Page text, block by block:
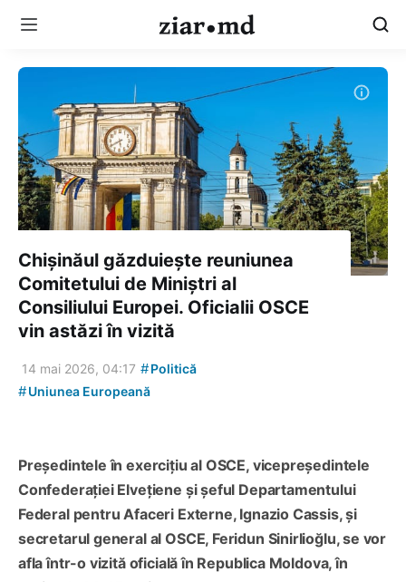
Chișinăul găzduiește reuniunea
Comitetului de Miniștri al
Consiliului Europei. Oficialii OSCE
vin astăzi în vizită
14 mai 2026, 04:17 #Politică
#Uniunea Europeană
Președintele în exercițiu al OSCE, vicepreședintele
Confederației Elvețiene și șeful Departamentului
Federal pentru Afaceri Externe, Ignazio Cassis, și
secretarul general al OSCE, Feridun Sinirlioğlu, se vor
afla într-o vizită oficială în Republica Moldova, în